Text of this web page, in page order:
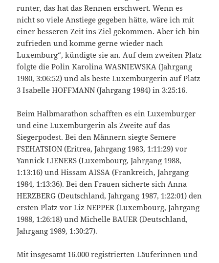
runter, das hat das Rennen erschwert. Wenn es
nicht so viele Anstiege gegeben hätte, wäre ich mit
einer besseren Zeit ins Ziel gekommen. Aber ich bin
zufrieden und komme gerne wieder nach
Luxemburg“, kündigte sie an. Auf dem zweiten Platz
folgte die Polin Karolina WASNIEWSKA (Jahrgang
1980, 3:06:52) und als beste Luxemburgerin auf Platz
3 Isabelle HOFFMANN (Jahrgang 1984) in 3:25:16.
Beim Halbmarathon schafften es ein Luxemburger
und eine Luxemburgerin als Zweite auf das
Siegerpodest. Bei den Männern siegte Semere
FSEHATSION (Eritrea, Jahrgang 1983, 1:11:29) vor
Yannick LIENERS (Luxembourg, Jahrgang 1988,
1:13:16) und Hissam AISSA (Frankreich, Jahrgang
1984, 1:13:36). Bei den Frauen sicherte sich Anna
HERZBERG (Deutschland, Jahrgang 1987, 1:22:01) den
ersten Platz vor Liz NEPPER (Luxembourg, Jahrgang
1988, 1:26:18) und Michelle BAUER (Deutschland,
Jahrgang 1989, 1:30:27).
Mit insgesamt 16.000 registrierten Läuferinnen und